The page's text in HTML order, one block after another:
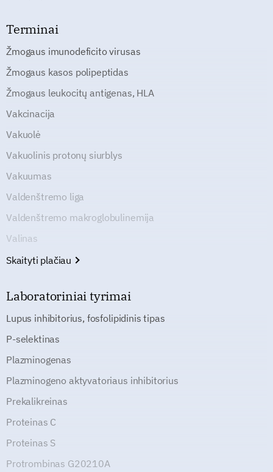
Terminai
Žmogaus imunodeficito virusas
Žmogaus kasos polipeptidas
Žmogaus leukocitų antigenas, HLA
Vakcinacija
Vakuolė
Vakuolinis protonų siurblys
Vakuumas
Valdenštremo liga
Valdenštremo makroglobulinemija
Valinas
Skaityti plačiau
Laboratoriniai tyrimai
Lupus inhibitorius, fosfolipidinis tipas
P-selektinas
Plazminogenas
Plazminogeno aktyvatoriaus inhibitorius
Prekalikreinas
Proteinas C
Proteinas S
Protrombinas G20210A